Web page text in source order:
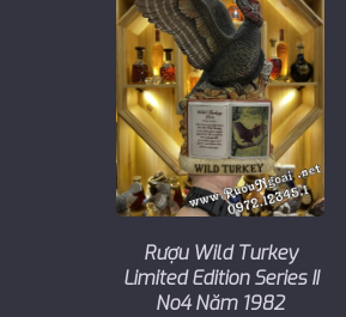
Rượu Wild Turkey
Limited Edition Series II
No4 Năm 1982